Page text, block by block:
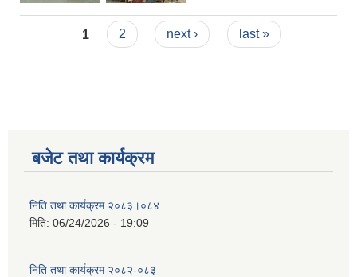
Pages
1 2 next › last »
बजेट तथा कार्यक्रम
निति तथा कार्यक्रम २०८३।०८४
मिति: 06/24/2026 - 19:09
निति तथा कार्यक्रम २०८२-०८३